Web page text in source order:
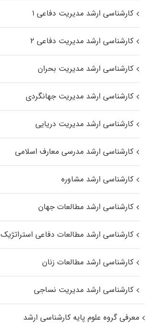
کارشناسی ارشد مدیریت دفاعی ۱
کارشناسی ارشد مدیریت دفاعی ۲
کارشناسی ارشد مدیریت بحران
کارشناسی ارشد مدیریت جهانگردی
کارشناسی ارشد مدیریت دریایی
کارشناسی ارشد مدرسی معارف اسلامی
کارشناسی ارشد مشاوره
کارشناسی ارشد مطالعات جهان
کارشناسی ارشد مطالعات دفاعی استراتژیک
کارشناسی ارشد مطالعات زنان
کارشناسی ارشد مدیریت نساجی
معرفی گروه علوم پایه کارشناسی ارشد